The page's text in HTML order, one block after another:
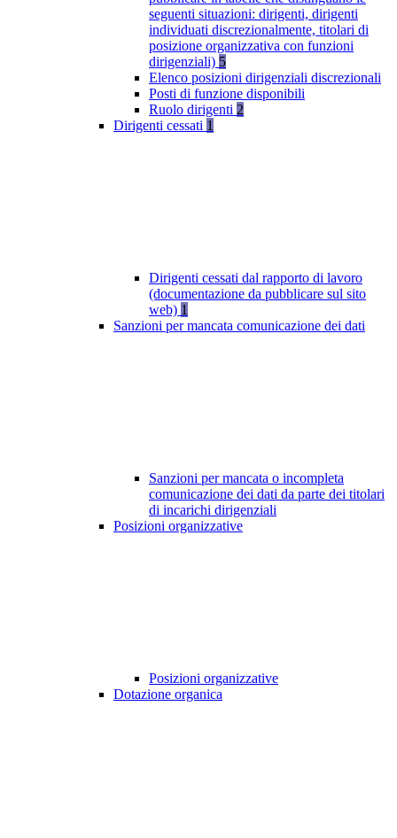
seguenti situazioni: dirigenti, dirigenti
individuati discrezionalmente, titolari di
posizione organizzativa con funzioni
dirigenziali) 5
Elenco posizioni dirigenziali discrezionali
Posti di funzione disponibili
Ruolo dirigenti 2
Dirigenti cessati 1
Dirigenti cessati dal rapporto di lavoro
(documentazione da pubblicare sul sito
web) 1
Sanzioni per mancata comunicazione dei dati
Sanzioni per mancata o incompleta
comunicazione dei dati da parte dei titolari
di incarichi dirigenziali
Posizioni organizzative
Posizioni organizzative
Dotazione organica